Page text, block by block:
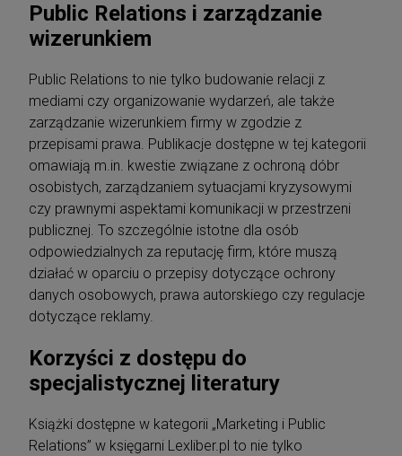
Public Relations i zarządzanie
wizerunkiem
Public Relations to nie tylko budowanie relacji z
mediami czy organizowanie wydarzeń, ale także
zarządzanie wizerunkiem firmy w zgodzie z
przepisami prawa. Publikacje dostępne w tej kategorii
omawiają m.in. kwestie związane z ochroną dóbr
osobistych, zarządzaniem sytuacjami kryzysowymi
czy prawnymi aspektami komunikacji w przestrzeni
publicznej. To szczególnie istotne dla osób
odpowiedzialnych za reputację firm, które muszą
działać w oparciu o przepisy dotyczące ochrony
danych osobowych, prawa autorskiego czy regulacje
dotyczące reklamy.
Korzyści z dostępu do
specjalistycznej literatury
Książki dostępne w kategorii „Marketing i Public
Relations” w księgarni Lexliber.pl to nie tylko